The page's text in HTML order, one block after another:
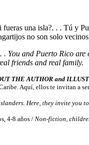
una isla?. . . Tú y
no son solo
You and Puerto Rico
friends and real family.
THE AUTHOR and
Aquí, ellos te invitan a
Here, they invite you
4-8 años / Non-fiction,